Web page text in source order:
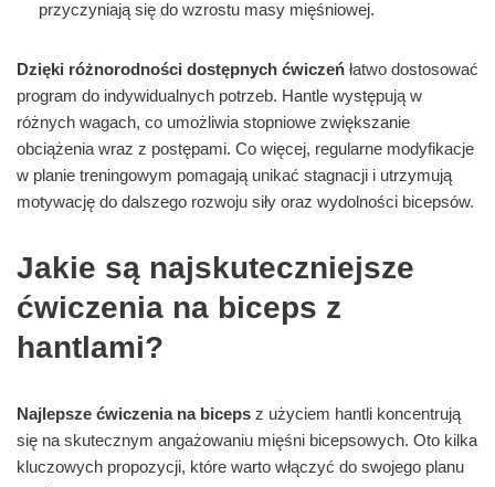
przyczyniają się do wzrostu masy mięśniowej.
Dzięki różnorodności dostępnych ćwiczeń łatwo dostosować
program do indywidualnych potrzeb. Hantle występują w
różnych wagach, co umożliwia stopniowe zwiększanie
obciążenia wraz z postępami. Co więcej, regularne modyfikacje
w planie treningowym pomagają unikać stagnacji i utrzymują
motywację do dalszego rozwoju siły oraz wydolności bicepsów.
Jakie są najskuteczniejsze
ćwiczenia na biceps z
hantlami?
Najlepsze ćwiczenia na biceps z użyciem hantli koncentrują
się na skutecznym angażowaniu mięśni bicepsowych. Oto kilka
kluczowych propozycji, które warto włączyć do swojego planu